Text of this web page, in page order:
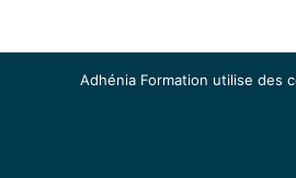
Adhénia Formation utilise des